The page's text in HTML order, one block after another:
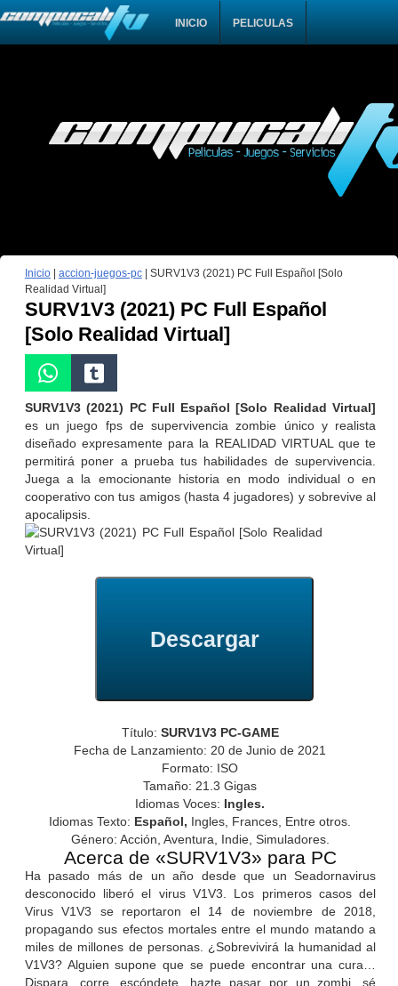
INICIO PELICULAS
Inicio| accion-juegos-pc| SURV1V3 (2021) PC Full Español [Solo
Realidad Virtual]
SURV1V3 (2021) PC Full Español
[Solo Realidad Virtual]
SURV1V3 (2021) PC Full Español [Solo Realidad Virtual]
es un juego fps de supervivencia zombie único y realista
diseñado expresamente para la REALIDAD VIRTUAL que te
permitirá poner a prueba tus habilidades de supervivencia.
Juega a la emocionante historia en modo individual o en
cooperativo con tus amigos (hasta 4 jugadores) y sobrevive al
apocalipsis.
Descargar
Título: SURV1V3 PC-GAME
Fecha de Lanzamiento: 20 de Junio de 2021
Formato: ISO
Tamaño: 21.3 Gigas
Idiomas Voces: Ingles.
Idiomas Texto: Español, Ingles, Frances, Entre otros.
Género: Acción, Aventura, Indie, Simuladores.
Acerca de «SURV1V3» para PC
Ha pasado más de un año desde que un Seadornavirus
desconocido liberó el virus V1V3. Los primeros casos del
Virus V1V3 se reportaron el 14 de noviembre de 2018,
propagando sus efectos mortales entre el mundo matando a
miles de millones de personas. ¿Sobrevivirá la humanidad al
V1V3? Alguien supone que se puede encontrar una cura…
Dispara, corre, escóndete, hazte pasar por un zombi, sé